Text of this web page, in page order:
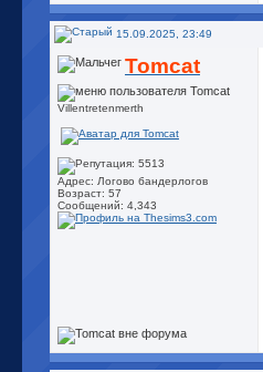
15.09.2025, 23:49
Tomcat
Villentretenmerth
Адрес: Логово бандерлогов
Возраст: 57
Сообщений: 4,343